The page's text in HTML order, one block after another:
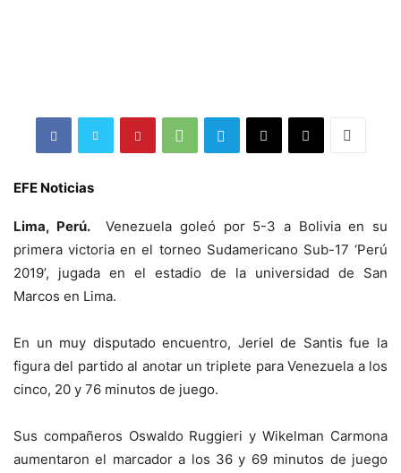
EFE Noticias
Lima, Perú.Venezuela goleó por 5-3 a Bolivia en su
primera victoria en el torneo Sudamericano Sub-17 ‘Perú
2019’, jugada en el estadio de la universidad de San
Marcos en Lima.
En un muy disputado encuentro, Jeriel de Santis fue la
figura del partido al anotar un triplete para Venezuela a los
cinco, 20 y 76 minutos de juego.
Sus compañeros Oswaldo Ruggieri y Wikelman Carmona
aumentaron el marcador a los 36 y 69 minutos de juego